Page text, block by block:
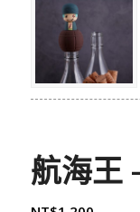
航海王